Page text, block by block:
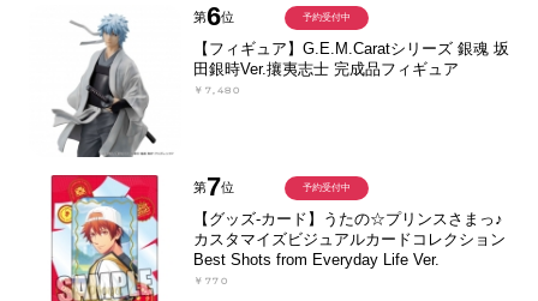
第6位
【フィギュア】G.E.M.Caratシリーズ 銀魂 坂
田銀時Ver.攘夷志士 完成品フィギュア
￥7,480
予約受付中
第7位
【グッズ-カード】うたの☆プリンスさまっ♪
カスタマイズビジュアルカードコレクション
Best Shots from Everyday Life Ver.
￥770
予約受付中